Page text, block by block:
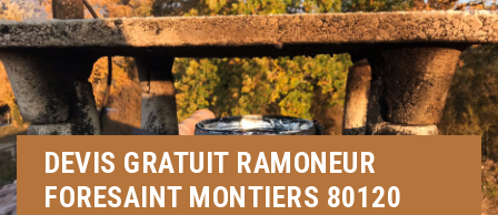
DEVIS GRATUIT RAMONEUR
FORESAINT MONTIERS 80120